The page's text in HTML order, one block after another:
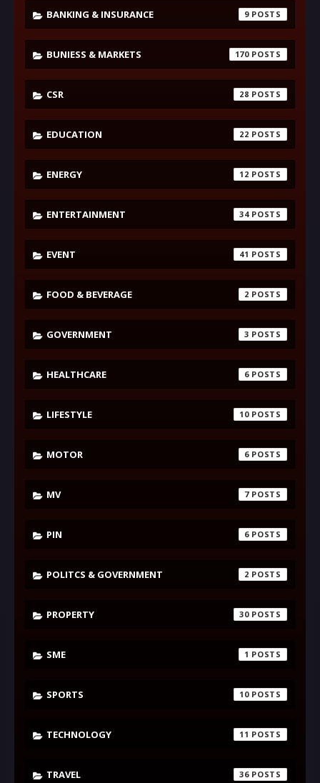
BANKING & INSURANCE 9
BUNIESS & MARKETS 170
CSR 28
EDUCATION 22
ENERGY 12
ENTERTAINMENT 34
EVENT 41
FOOD & BEVERAGE 2
GOVERNMENT 3
HEALTHCARE 6
LIFESTYLE 10
MOTOR 6
MV 7
PIN 6
POLITCS & GOVERNMENT 2
PROPERTY 30
SME 1
SPORTS 10
TECHNOLOGY 11
TRAVEL 36